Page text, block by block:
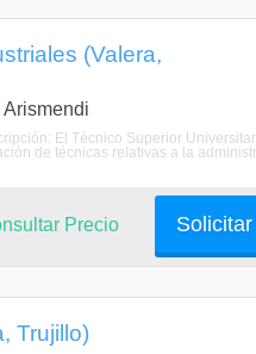
(Valera,
El Técnico Superior
de técnicas relativas a la
Precio
Trujillo)